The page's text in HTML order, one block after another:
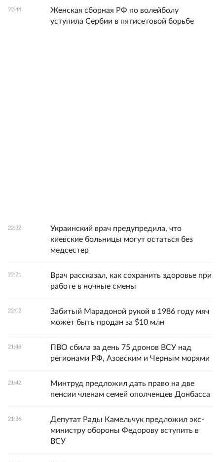
22:44
Женская сборная РФ по волейболу
уступила Сербии в пятисетовой борьбе
22:32
Украинский врач предупредила, что
киевские больницы могут остаться без
медсестер
22:21
Врач рассказал, как сохранить здоровье при
работе в ночные смены
22:02
Забитый Марадоной рукой в 1986 году мяч
может быть продан за $10 млн
21:48
ПВО сбила за день 75 дронов ВСУ над
регионами РФ, Азовским и Черным морями
21:42
Минтруд предложил дать право на две
пенсии членам семей ополченцев Донбасса
21:36
Депутат Рады Камельчук предложил экс-
министру обороны Федорову вступить в
ВСУ